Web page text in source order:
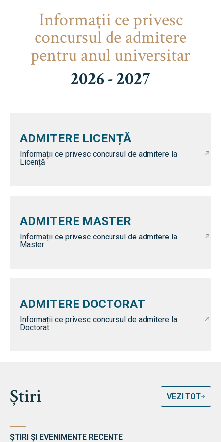
Informaţii ce privesc
concursul de admitere
pentru anul universitar
2026 - 2027
ADMITERE LICENȚĂ
Informații ce privesc concursul de admitere la
Licență
ADMITERE MASTER
Informații ce privesc concursul de admitere la
Master
ADMITERE DOCTORAT
Informații ce privesc concursul de admitere la
Doctorat
Știri VEZI TOT
ȘTIRI ȘI EVENIMENTE RECENTE